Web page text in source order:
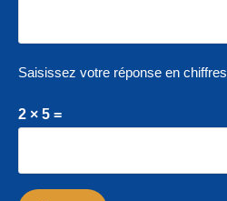
Saisissez votre réponse en chiffres
2 × 5 =